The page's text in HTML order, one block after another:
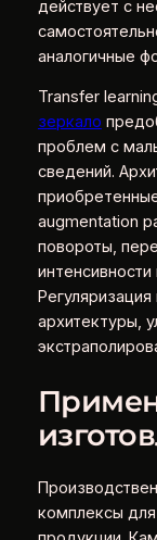
действует с
аналогичные
Transfer
зеркало
проблем с
сведений.
augmentation
повороты,
архитектуры,
комплексы